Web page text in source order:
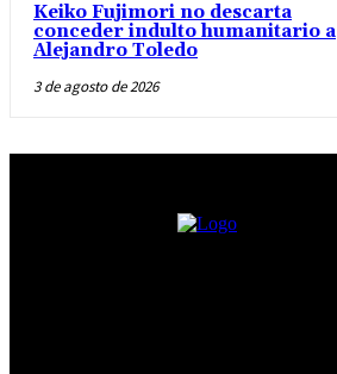
Keiko Fujimori no descarta
conceder indulto humanitario a
Alejandro Toledo
3 de agosto de 2026